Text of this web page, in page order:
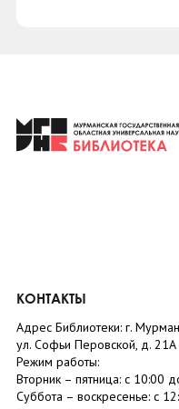
КОНТАКТЫ
Адрес Библиотеки: г.
ул. Софьи Перовской, д. 21А
Режим работы:
Вторник – пятница: с 10:00
Суббота – воскресенье: c